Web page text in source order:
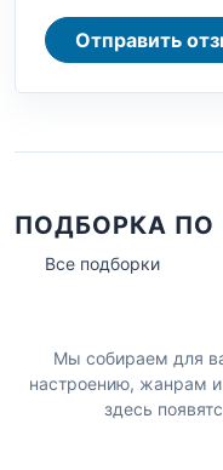
ПОДБОРКА ПО
Все подборки
Мы собираем для
настроению, жанрам
здесь